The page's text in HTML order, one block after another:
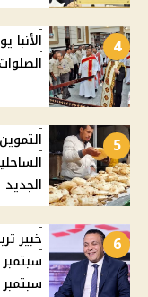
4
5
الجديد
6
سبتمبر